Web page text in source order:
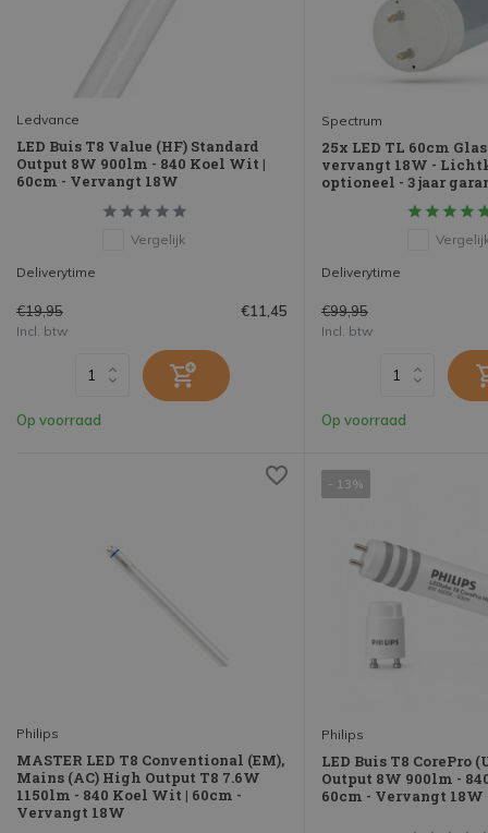
Ledvance
LED Buis T8 Value (HF) Standard
Output 8W 900lm - 840 Koel Wit |
60cm - Vervangt 18W
Vergelijk
Deliverytime
€19,95 €11,45
Incl. btw
Op voorraad
Spectrum
25x LED TL 60cm
vervangt 18W -
optioneel - 3 jaar
Deliverytime
€99,95
Incl. btw
Op voorraad
Philips
MASTER LED T8 Conventional (EM),
Mains (AC) High Output T8 7.6W
1150lm - 840 Koel Wit | 60cm -
Vervangt 18W
- 13%
Philips
LED Buis T8 CorePro
Output 8W 900lm -
60cm - Vervangt 18W